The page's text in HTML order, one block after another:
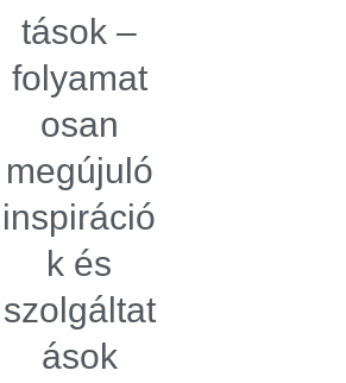
tások –
folyamat
osan
megújuló
inspiráció
k és
szolgáltat
ások